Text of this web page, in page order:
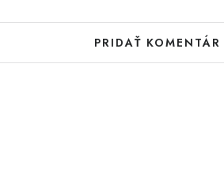
PRIDAŤ KOMENTÁR